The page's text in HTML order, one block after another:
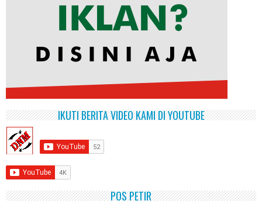
IKUTI BERITA VIDEO KAMI DI YOUTUBE
POS PETIR